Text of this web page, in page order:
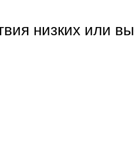
низких или